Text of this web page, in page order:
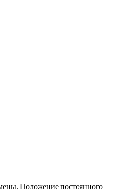
Положение постоянного